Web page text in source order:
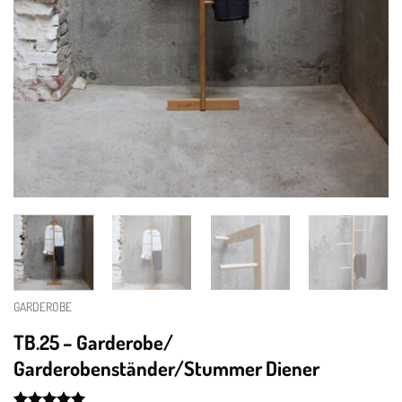
GARDEROBE
TB.25 – Garderobe/
Garderobenständer/Stummer Diener